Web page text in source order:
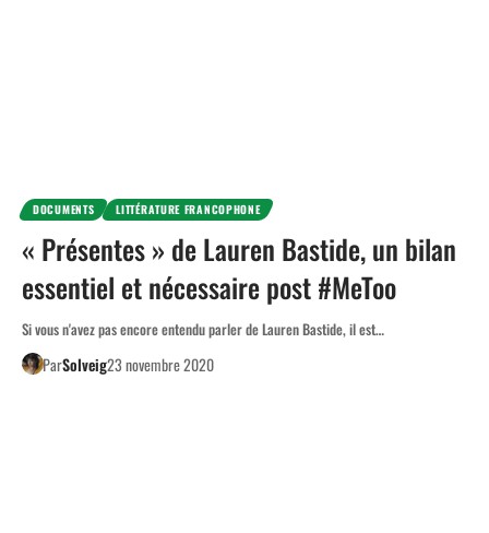
DOCUMENTS LITTÉRATURE FRANCOPHONE
« Présentes » de Lauren Bastide, un bilan
essentiel et nécessaire post #MeToo
Si vous n'avez pas encore entendu parler de Lauren Bastide, il est…
ParSolveig23 novembre 2020